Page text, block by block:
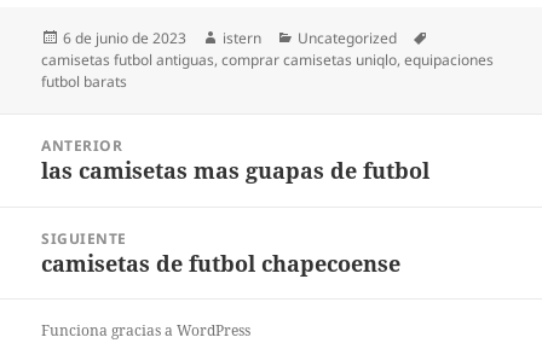
Publicado
el
6 de junio de 2023 Autor
istern Categorías
Uncategorized
camisetas futbol antiguas,comprar camisetas uniqlo,equipaciones
futbol barats
entradas
ANTERIOR
Entrada
las camisetas mas guapas de futbol
SIGUIENTE
Entrada
camisetas de futbol chapecoense
Funciona gracias a WordPress